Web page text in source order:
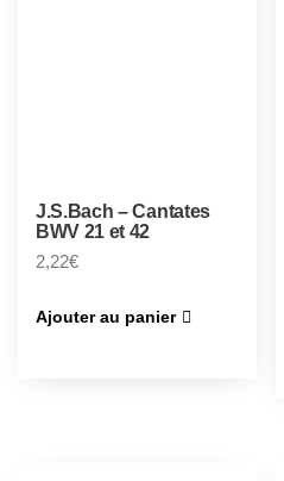
J.S.Bach – Cantates
BWV 21 et 42
2,22€
Ajouter au panier